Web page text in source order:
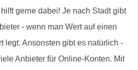
gerne dabei! Je nach Stadt gibt
- wenn man Wert auf einen
legt. Ansonsten gibt es natürlich -
Anbieter für Online-Konten. Mit